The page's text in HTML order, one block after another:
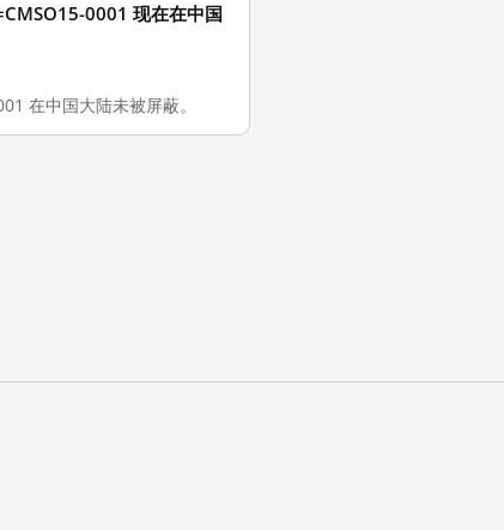
0001 现在在中国
在中国大陆未被屏蔽。